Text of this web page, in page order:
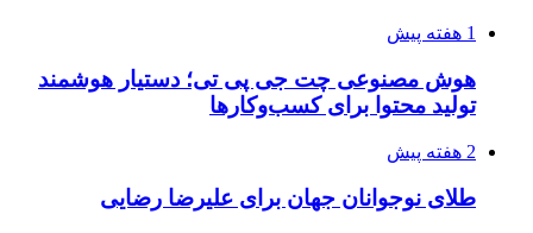
1 هفته پیش
هوش مصنوعی چت جی پی تی؛ دستیار هوشمند
تولید محتوا برای کسب‌وکارها
2 هفته پیش
طلای نوجوانان جهان برای علیرضا رضایی